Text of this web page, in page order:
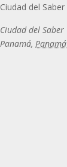
Ciudad del Saber
Ciudad del Saber
Panamá, Panamá